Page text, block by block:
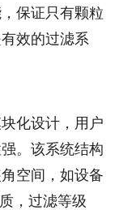
保证只有颗粒
效的过滤系
化设计，用户
。该系统结构
空间，如设备
，过滤等级